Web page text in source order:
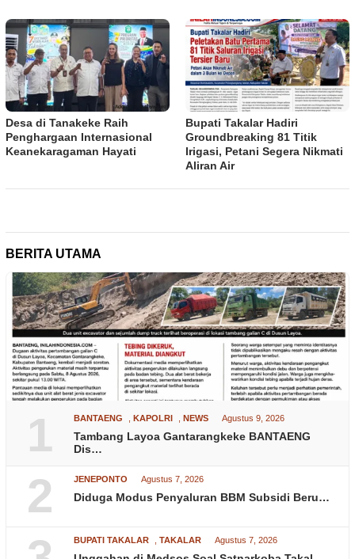
Desa di Tanakeke Raih
Penghargaan Internasional
Keanekaragaman Hayati
Bupati Takalar Hadiri
Groundbreaking 81 Titik
Irigasi, Petani Segera Nikmati
Aliran Air
BERITA UTAMA
1 BANTAENG KAPOLRI NEWS Agustus 9, 2026
Tambang Layoa Gantarangkeke BANTAENG
Dis…
2 JENEPONTO Agustus 7, 2026
Diduga Modus Penyaluran BBM Subsidi Beru…
BUPATI TAKALAR TAKALAR Agustus 7, 2026